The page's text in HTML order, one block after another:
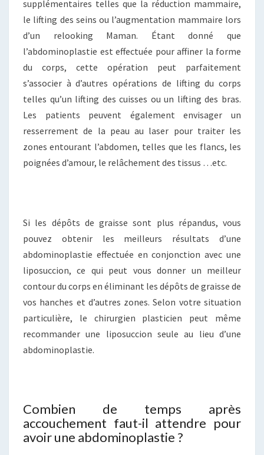
supplémentaires telles que la réduction mammaire,
le lifting des seins ou l’augmentation mammaire lors
d’un relooking Maman. Étant donné que
l’abdominoplastie est effectuée pour affiner la forme
du corps, cette opération peut parfaitement
s’associer à d’autres opérations de lifting du corps
telles qu’un lifting des cuisses ou un lifting des bras.
Les patients peuvent également envisager un
resserrement de la peau au laser pour traiter les
zones entourant l’abdomen, telles que les flancs, les
poignées d’amour, le relâchement des tissus …etc.
Si les dépôts de graisse sont plus répandus, vous
pouvez obtenir les meilleurs résultats d’une
abdominoplastie effectuée en conjonction avec une
liposuccion, ce qui peut vous donner un meilleur
contour du corps en éliminant les dépôts de graisse de
vos hanches et d’autres zones. Selon votre situation
particulière, le chirurgien plasticien peut même
recommander une liposuccion seule au lieu d’une
abdominoplastie.
Combien de temps après
accouchement faut-il attendre pour
avoir une abdominoplastie ?